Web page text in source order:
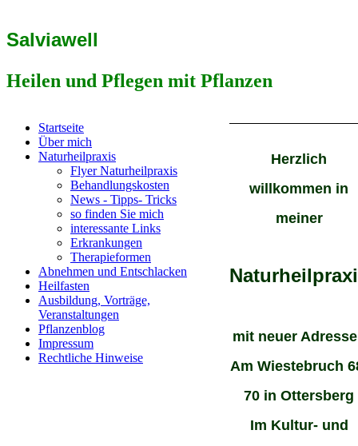
Salviawell
Heilen und Pflegen mit Pflanzen
Startseite
Über mich
Naturheilpraxis
Flyer Naturheilpraxis
Behandlungskosten
News - Tipps- Tricks
so finden Sie mich
interessante Links
Erkrankungen
Therapieformen
Abnehmen und Entschlacken
Heilfasten
Ausbildung, Vorträge,
Veranstaltungen
Pflanzenblog
Impressum
Rechtliche Hinweise
Herzlich
willkommen in
meiner
mit neuer
Am Wiestebruch
70 in Ottersberg
Im Kultur- und